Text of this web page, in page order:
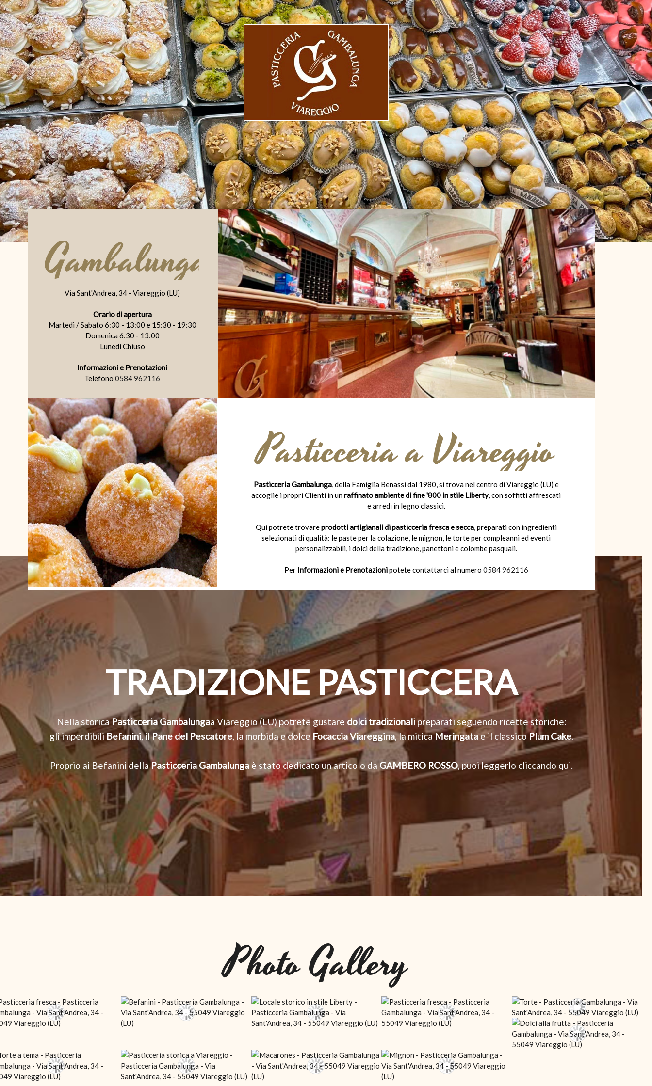
Gambalunga
Via Sant'Andrea, 34 - Viareggio (LU)
Orario di apertura
Martedì / Sabato 6:30 - 13:00 e 15:30 - 19:30
Domenica 6:30 - 13:00
Lunedì Chiuso
Informazioni e Prenotazioni
Telefono 0584 962116
Pasticceria a Viareggio
Pasticceria Gambalunga, della Famiglia Benassi dal 1980, si trova nel centro di Viareggio (LU) e
accoglie i propri Clienti in unraffinato ambiente di fine '800 in stile Liberty, con soffitti affrescati
e arredi in legno classici.
Qui potrete trovareprodotti artigianali di pasticceria fresca e secca, preparati con ingredienti
selezionati di qualità: le paste per la colazione, le mignon, le torte per compleanni ed eventi
personalizzabili, i dolci della tradizione, panettoni e colombe pasquali.
Per Informazioni e Prenotazionipotete contattarci al numero 0584 962116
TRADIZIONE PASTICCERA
Nella storicaPasticceria Gambalungaa Viareggio (LU) potrete gustare dolci tradizionalipreparati seguendo ricette storiche:
gli imperdibiliBefanini, ilPane del Pescatore, la morbida e dolce Focaccia Viareggina, la miticaMeringata e il classicoPlum Cake.
Proprio ai Befanini dellaPasticceria Gambalunga è stato dedicato un articolo daGAMBERO ROSSO,puoi leggerlo cliccando qui.
Photo Gallery